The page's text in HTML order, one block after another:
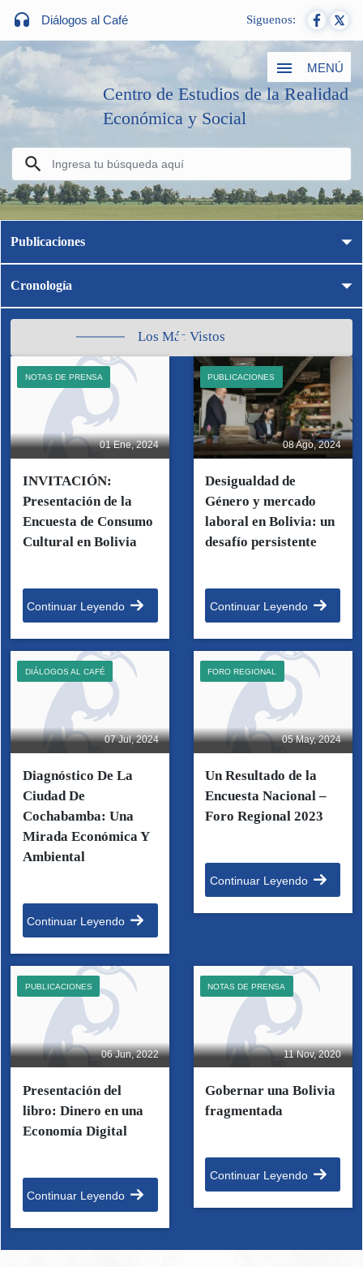
Diálogos al Café Siguenos:
MENÚ
Centro de Estudios de la Realidad
Económica y Social
Publicaciones
Cronología
Los Más Vistos
01 Ene, 2024
NOTAS DE PRENSA
INVITACIÓN:
Presentación de la
Encuesta de Consumo
Cultural en Bolivia
Continuar Leyendo
08 Ago, 2024
PUBLICACIONES
Desigualdad de
Género y mercado
laboral en Bolivia: un
desafío persistente
Continuar Leyendo
07 Jul, 2024
DIÁLOGOS AL CAFÉ
Diagnóstico De La
Ciudad De
Cochabamba: Una
Mirada Económica Y
Ambiental
Continuar Leyendo
05 May, 2024
FORO REGIONAL
Un Resultado de la
Encuesta Nacional –
Foro Regional 2023
Continuar Leyendo
06 Jun, 2022
PUBLICACIONES
Presentación del
libro: Dinero en una
Economía Digital
Continuar Leyendo
11 Nov, 2020
NOTAS DE PRENSA
Gobernar una Bolivia
fragmentada
Continuar Leyendo